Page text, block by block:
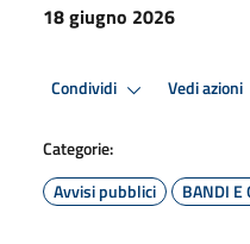
18 giugno 2026
Condividi Vedi azioni
Categorie:
Avvisi pubblici
BANDI E